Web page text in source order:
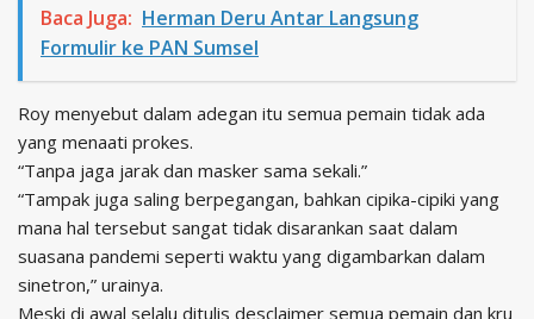
Baca Juga: Herman Deru Antar Langsung
Formulir ke PAN Sumsel
Roy menyebut dalam adegan itu semua pemain tidak ada
yang menaati prokes.
“Tanpa jaga jarak dan masker sama sekali.”
“Tampak juga saling berpegangan, bahkan cipika-cipiki yang
mana hal tersebut sangat tidak disarankan saat dalam
suasana pandemi seperti waktu yang digambarkan dalam
sinetron,” urainya.
Meski di awal selalu ditulis desclaimer semua pemain dan kru